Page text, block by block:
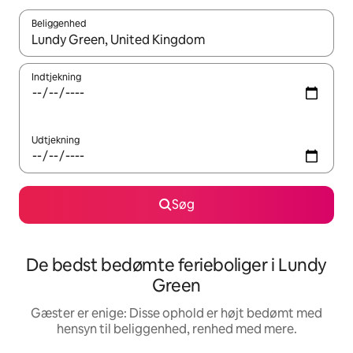
Beliggenhed
Når resultaterne er tilgængelige, skal du navigere med
Indtjekning
Udtjekning
Søg
De bedst bedømte ferieboliger i Lundy
Green
Gæster er enige: Disse ophold er højt bedømt med
hensyn til beliggenhed, renhed med mere.